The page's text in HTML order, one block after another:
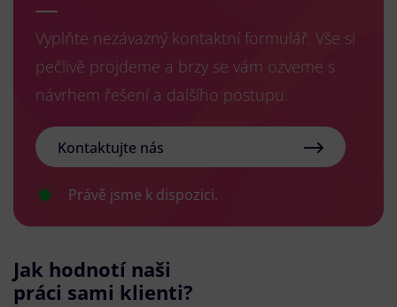
Vyplňte nezávazný kontaktní formulář. Vše si
pečlivě projdeme a brzy se vám ozveme s
návrhem řešení a dalšího postupu.
Kontaktujte nás
Právě jsme k dispozici.
Jak hodnotí naši
práci sami klienti?